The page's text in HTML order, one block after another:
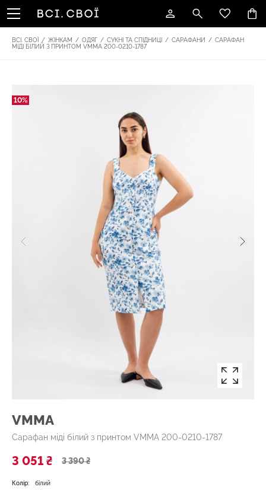
ВСІ. СВОЇ / ЖІНКАМ / ОДЯГ / СУКНІ ТА СПІДНИЦІ / САРАФАНИ / САРАФАН
МІДІ БІЛИЙ З ПРИНТОМ VMMA 200-0210-1787
10%
VMMA
Сарафан міді білий з принтом VMMA 200-0210-1787
3 051 ₴ 3 390 ₴
Колір: білий